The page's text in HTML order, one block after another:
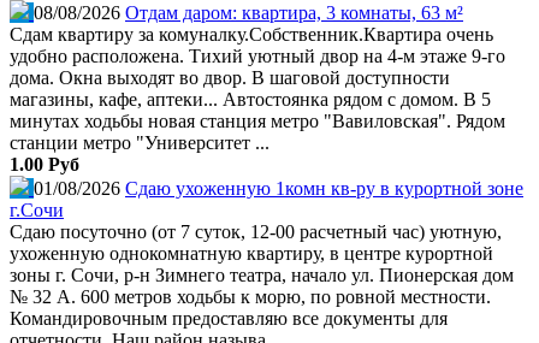
08/08/2026 Отдам даром: квартира, 3 комнаты, 63 м²
Сдам квартиру за комуналку.Собственник.Квартира очень
удобно расположена. Тихий уютный двор на 4-м этаже 9-го
дома. Окна выходят во двор. В шаговой доступности
магазины, кафе, аптеки... Автостоянка рядом с домом. В 5
минутах ходьбы новая станция метро "Вавиловская". Рядом
станции метро "Университет ...
1.00 Руб
01/08/2026 Сдаю ухоженную 1комн кв-ру в курортной зоне
г.Сочи
Сдаю посуточно (от 7 суток, 12-00 расчетный час) уютную,
ухоженную однокомнатную квартиру, в центре курортной
зоны г. Сочи, р-н Зимнего театра, начало ул. Пионерская дом
№ 32 А. 600 метров ходьбы к морю, по ровной местности.
Командировочным предоставляю все документы для